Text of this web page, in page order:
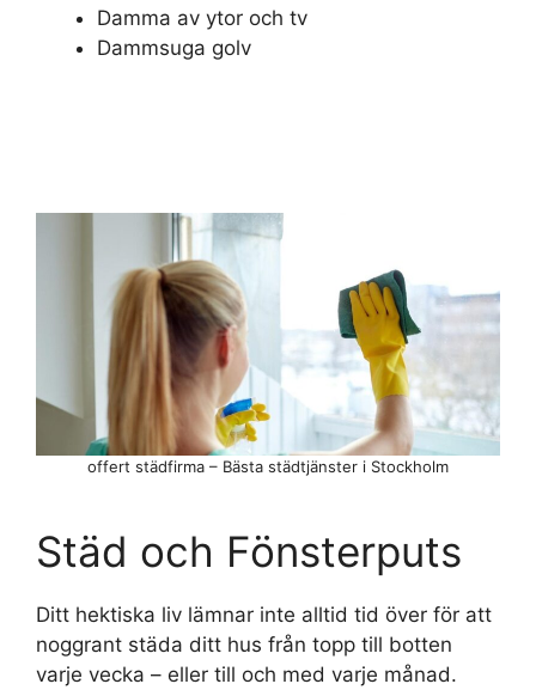
Damma av ytor och tv
Dammsuga golv
offert städfirma – Bästa städtjänster i Stockholm
Städ och Fönsterputs
Ditt hektiska liv lämnar inte alltid tid över för att
noggrant städa ditt hus från topp till botten
varje vecka – eller till och med varje månad.